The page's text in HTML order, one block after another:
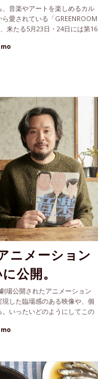
音楽やアートを楽しめるカル
愛されている「GREENROOM
来たる5月23日・24日には第16
の、今年の見どころについて、
mo
ニメーション
公開。
場公開されたアニメーション
した臨場感のある映像や、個
いったいどのようにしてこの
mo